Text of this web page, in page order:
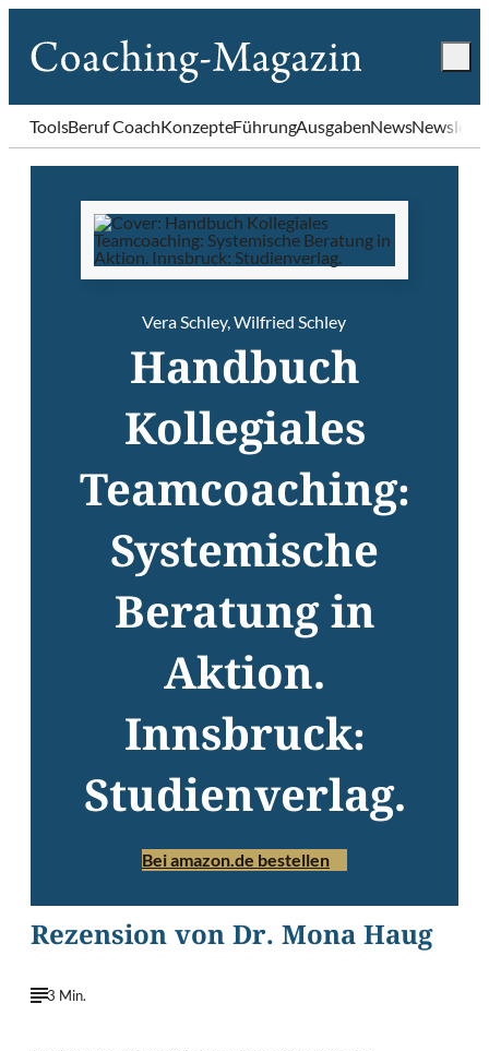
ToolsBeruf CoachKonzepteFührungAusgabenNews
Vera Schley,Wilfried Schley
Handbuch
Kollegiales
Teamcoaching:
Systemische
Beratung in
Aktion.
Innsbruck:
Studienverlag.
Bei amazon.de bestellen
Rezension von Dr. Mona Haug
3 Min.